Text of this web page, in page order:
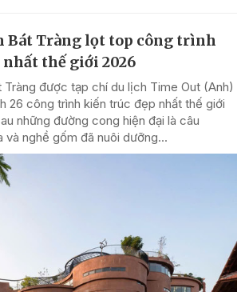
Bát Tràng lọt top công trình
thế giới 2026
Tràng được tạp chí du lịch Time Out (Anh)
26 công trình kiến trúc đẹp nhất thế giới
những đường cong hiện đại là câu
và nghề gốm đã nuôi dưỡng...